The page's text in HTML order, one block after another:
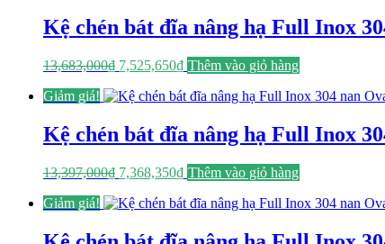
Kệ chén bát đĩa nâng hạ Full Inox
13,683,000₫ Giá
là:
7,525,650₫Giá
tại
7,525,650₫.
Thêm vào giỏ hàng
Giảm giá!
Kệ chén bát đĩa nâng hạ Full Inox
13,397,000₫ Giá
là:
7,368,350₫Giá
tại
7,368,350₫.
Thêm vào giỏ hàng
Giảm giá!